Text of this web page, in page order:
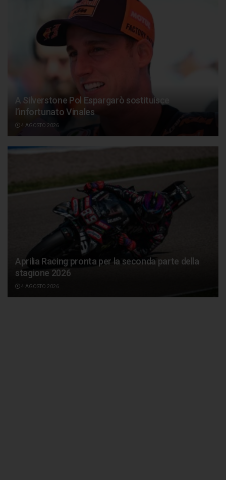
A Silverstone Pol Espargarò sostituisce
l’infortunato Vinales
4 AGOSTO 2026
Aprilia Racing pronta per la seconda parte della
stagione 2026
4 AGOSTO 2026